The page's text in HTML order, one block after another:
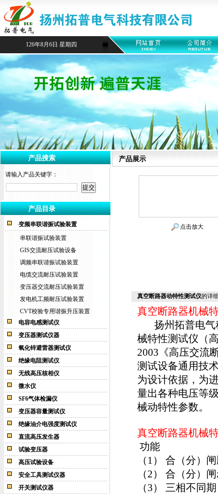
126年8月6日 星期四
产品搜索
请输入产品关键字：
产品目录
变频串联谐振试验装置
串联谐振试验装置
GIS交流耐压试验设备
调频串联谐振试验装置
电缆交流耐压试验装置
变压器交流耐压试验装置
发电机工频耐压试验装置
CVT校验专用谐振升压装置
电容电感测试仪
变压器测试仪器
氧化锌避雷器测试仪
绝缘电阻测试仪
无线高压核相仪
微水仪
SF6气体检漏仪
变压器容量测试仪
绝缘油介电强度测试仪
直流高压发生器
试验变压器
高压试验设备
安全工具测试仪器
开关测试仪器
产品展示
点击放大
真空断路器动特性测试仪的详
真空断路器机械
扬州拓普电气
械特性测试仪（
2003《高压交流
测试设备通用技
为设计依据，为
量出各种电压等
械动特性参数。
真空断路器机械
功能
（1） 合（
（2） 合（分
（3） 三相